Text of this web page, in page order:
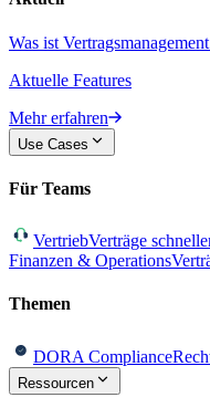
Was ist
Aktuelle Features
Mehr erfahren
Use Cases
Für Teams
VertriebVerträge
Finanzen & Operations
Themen
DORA Compliance
Ressourcen